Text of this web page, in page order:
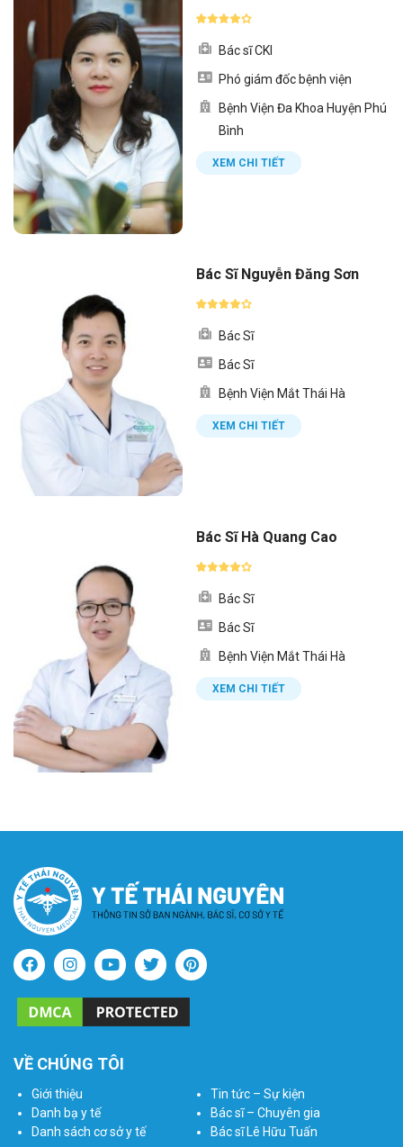
Bác sĩ CKI
Phó giám đốc bệnh viện
Bệnh Viện Đa Khoa Huyện Phú
Bình
XEM CHI TIẾT
Bác Sĩ Nguyễn Đăng Sơn
Bác Sĩ
Bác Sĩ
Bệnh Viện Mắt Thái Hà
XEM CHI TIẾT
Bác Sĩ Hà Quang Cao
Bác Sĩ
Bác Sĩ
Bệnh Viện Mắt Thái Hà
XEM CHI TIẾT
VỀ CHÚNG TÔI
Giới thiệu
Tin tức – Sự kiện
Danh bạ y tế
Bác sĩ – Chuyên gia
Danh sách cơ sở y tế
Bác sĩ Lê Hữu Tuấn